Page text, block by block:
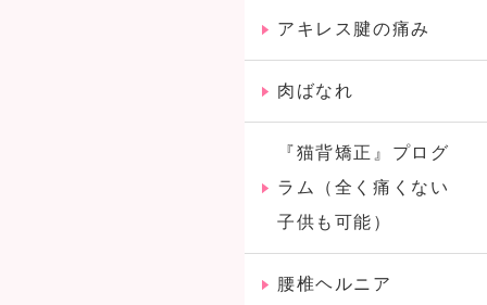
アキレス腱の痛み
肉ばなれ
『猫背矯正』プログ
ラム（全く痛くない
子供も可能）
腰椎ヘルニア